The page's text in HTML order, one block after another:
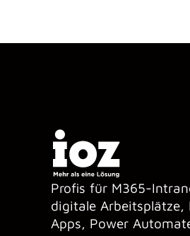
Profis für M365-
digitale Arbeitsplätze,
Apps, Power